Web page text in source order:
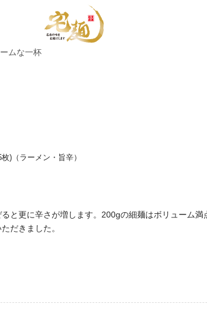
ムな一杯
)（ラーメン・旨辛）
と更に辛さが増します。200gの細麺はボリューム
だきました。